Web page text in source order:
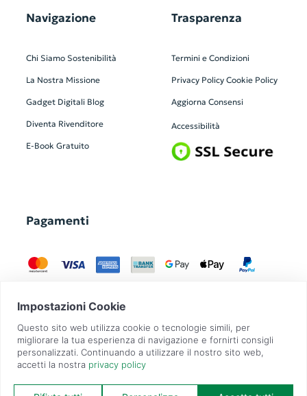
Navigazione
Chi Siamo Sostenibilità
La Nostra Missione
Gadget Digitali Blog
Diventa Rivenditore
E-Book Gratuito
Trasparenza
Termini e Condizioni
Privacy Policy Cookie Policy
Aggiorna Consensi
Accessibilità
Pagamenti
GadgetZilla è un Brand di Overbi S.r.l.| realizzato con Contit
| © 2026 Tutti
i diritti riservati | P.IVA: 09351560967